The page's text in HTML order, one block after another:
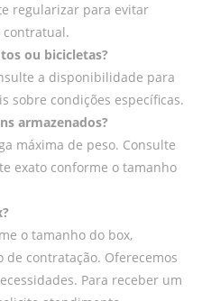
regularizar para evitar
contratual.
ou bicicletas?
a disponibilidade para
sobre condições específicas.
armazenados?
máxima de peso. Consulte
exato conforme o tamanho
o tamanho do box,
contratação. Oferecemos
Para receber um